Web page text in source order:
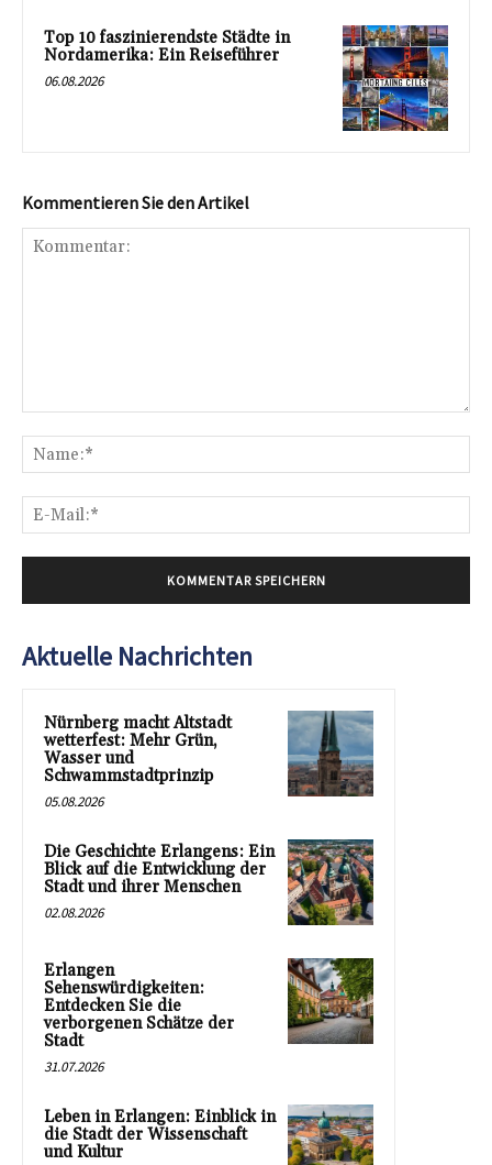
Top 10 faszinierendste Städte in
Nordamerika: Ein Reiseführer
06.08.2026
Kommentieren Sie den Artikel
Aktuelle Nachrichten
Nürnberg macht Altstadt
wetterfest: Mehr Grün,
Wasser und
Schwammstadtprinzip
05.08.2026
Die Geschichte Erlangens: Ein
Blick auf die Entwicklung der
Stadt und ihrer Menschen
02.08.2026
Erlangen
Sehenswürdigkeiten:
Entdecken Sie die
verborgenen Schätze der
Stadt
31.07.2026
Leben in Erlangen: Einblick in
die Stadt der Wissenschaft
und Kultur